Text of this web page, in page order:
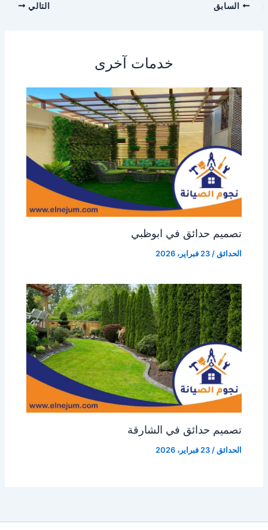
السابق التالي
خدمات آخرى
تصميم حدائق في ابوظبي
الحدائق /23 فبراير، 2026
تصميم حدائق في الشارقة
الحدائق /23 فبراير، 2026